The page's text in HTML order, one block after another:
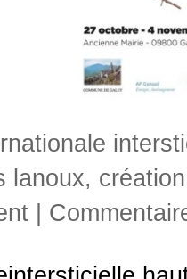
lanoux,